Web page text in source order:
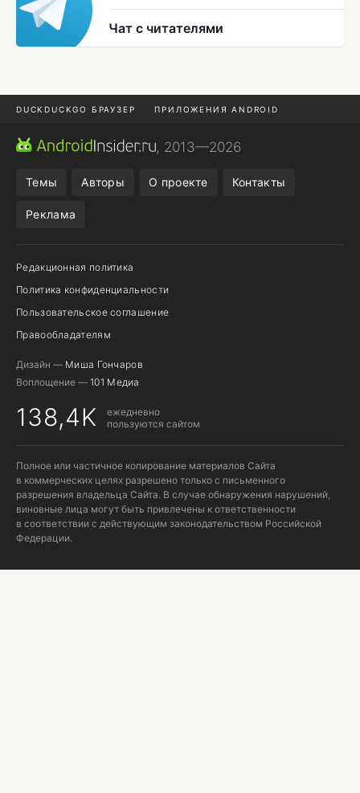
Чат с читателями
DUCKDUCKGO БРАУЗЕР ПРИЛОЖЕНИЯ ANDROID
CHROME БРАУЗЕР
, 2013—2026
Темы Авторы О проекте Контакты
Реклама
Редакционная политика
Политика конфиденциальности
Пользовательское соглашение
Правообладателям
Дизайн — Миша Гончаров
Воплощение — 101 Медиа
138,4K
ежедневно
пользуются сайтом
Полное или частичное копирование материалов Сайта
в коммерческих целях разрешено только с письменного
разрешения владельца Сайта. В случае обнаружения нарушений,
виновные лица могут быть привлечены к ответственности
в соответствии с действующим законодательством Российской
Федерации.